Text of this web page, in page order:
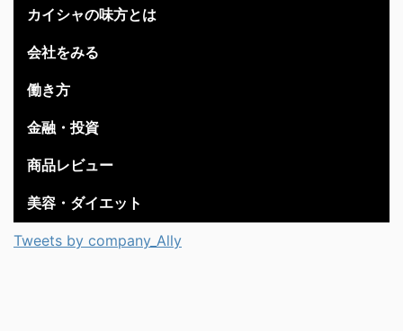
カイシャの味方とは
会社をみる
働き方
金融・投資
商品レビュー
美容・ダイエット
Tweets by company_Ally